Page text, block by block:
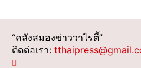
“คลังสมองข่าววาไรตี้”
ติดต่อเรา: